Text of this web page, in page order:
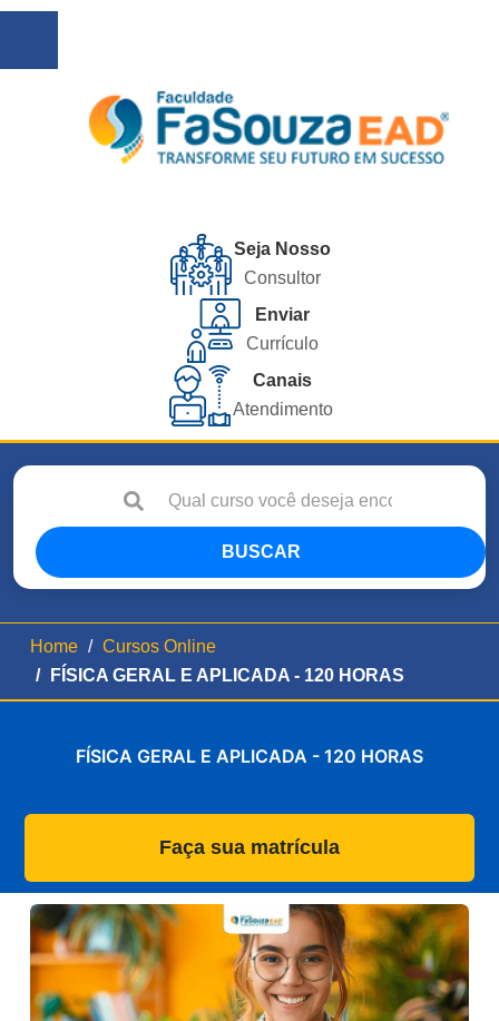
Seja Nosso
Consultor
Enviar
Currículo
Canais
Atendimento
BUSCAR
Home
Cursos Online
FÍSICA GERAL E APLICADA - 120 HORAS
FÍSICA GERAL E APLICADA - 120 HORAS
Faça sua matrícula